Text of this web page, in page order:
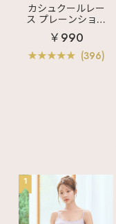
カシュクールレー
ス プレーンショー
ツ
￥990
(396)
1